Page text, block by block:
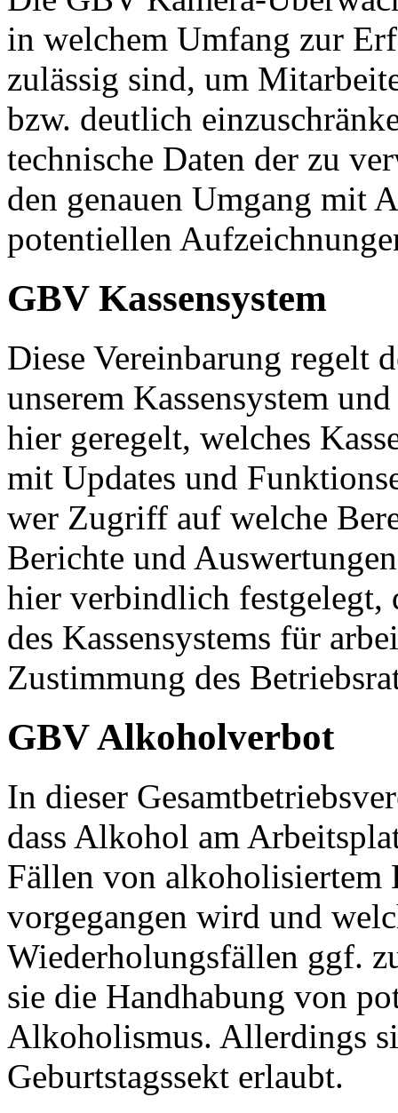
in welchem Umfang zur
zulässig sind, um
bzw. deutlich
technische Daten der zu
den genauen Umgang mit
potentiellen
GBV Kassensystem
Diese Vereinbarung regelt
unserem Kassensystem
hier geregelt, welches
mit Updates und
wer Zugriff auf welche
Berichte und
hier verbindlich festgelegt,
des Kassensystems für
Zustimmung des
GBV Alkoholverbot
In dieser
dass Alkohol am
Fällen von alkoholisiertem
vorgegangen wird und
Wiederholungsfällen ggf.
sie die Handhabung von
Alkoholismus. Allerdings
Geburtstagssekt erlaubt.